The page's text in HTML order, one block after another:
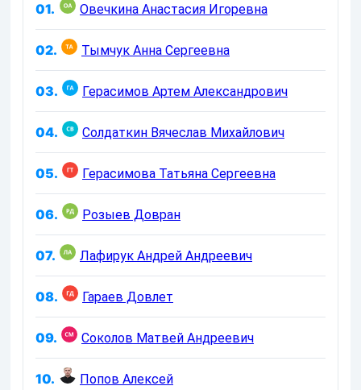
01. Овечкина Анастасия Игоревна
02. Тымчук Анна Сергеевна
03. Герасимов Артем Александрович
04. Солдаткин Вячеслав Михайлович
05. Герасимова Татьяна Сергеевна
06. Розыев Довран
07. Лафирук Андрей Андреевич
08. Гараев Довлет
09. Соколов Матвей Андреевич
10. Попов Алексей